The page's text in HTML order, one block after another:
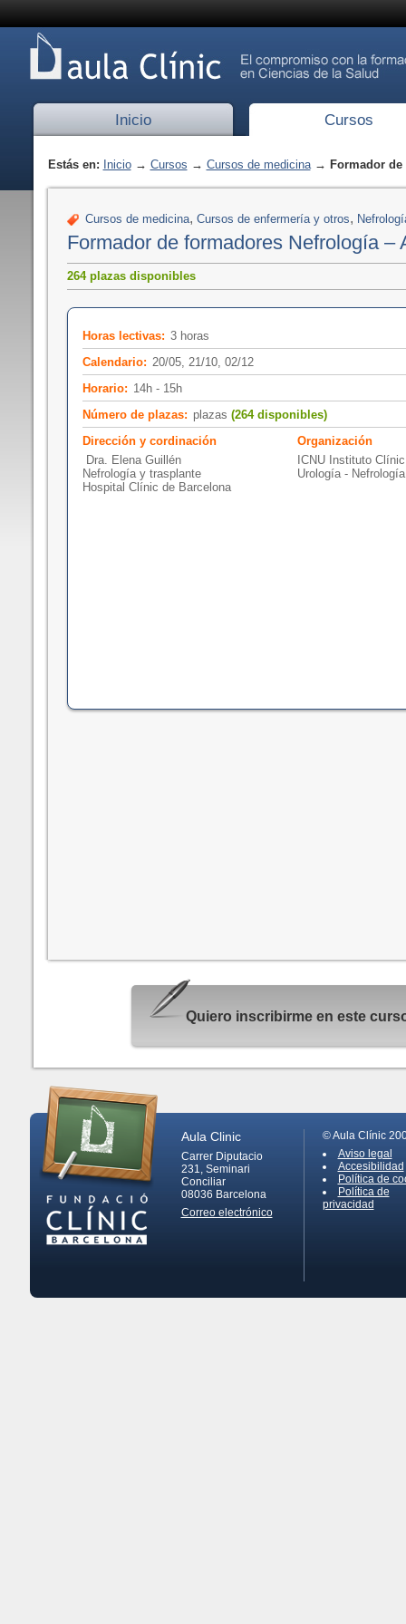
Inicio Cursos
Estás en: Inicio→ Cursos → Cursos de medicina→ Formador de
Cursos de medicina, Cursos de enfermería y otros,
Formador de formadores Nefrología –
264 plazas disponibles
Horas lectivas: 3 horas
Calendario: 20/05, 21/10, 02/12
Horario: 14h - 15h
Número de plazas: plazas (264 disponibles)
Dirección y cordinación
Dra. Elena Guillén
Nefrología y trasplante
Hospital Clínic de Barcelona
Organización
ICNU Instituto
Urología -
Quiero inscribirme en este
Aula Clinic
Carrer Diputacio
231, Seminari
Conciliar
08036 Barcelona
Correo electrónico
© Aula Clínic
Aviso legal
Accesibilidad
Política de
Política de
privacidad